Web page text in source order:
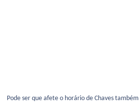
Pode ser que afete o horário de Chaves também